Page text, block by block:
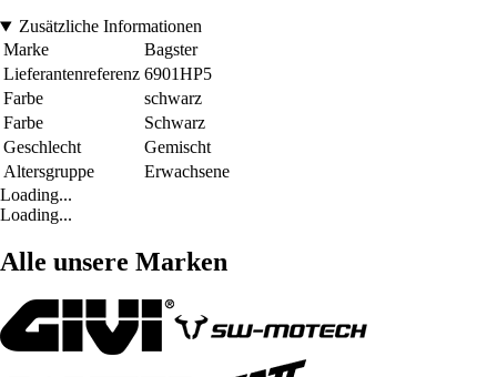
Zusätzliche Informationen
Marke
Bagster
Lieferantenreferenz 6901HP5
Farbe
schwarz
Farbe
Schwarz
Geschlecht
Gemischt
Altersgruppe
Erwachsene
Loading...
Loading...
Alle unsere Marken